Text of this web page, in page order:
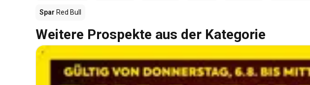
Spar Red Bull
Weitere Prospekte aus der Kategorie